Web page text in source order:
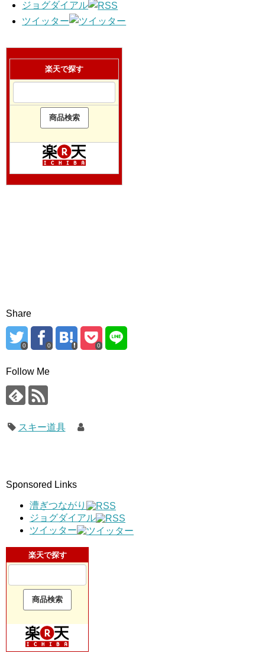
ジョグダイアル
ツイッター
楽天で探す
Share
0 0 0
Follow Me
スキー道具
Sponsored Links
漕ぎつながり
ジョグダイアル
ツイッター
楽天で探す